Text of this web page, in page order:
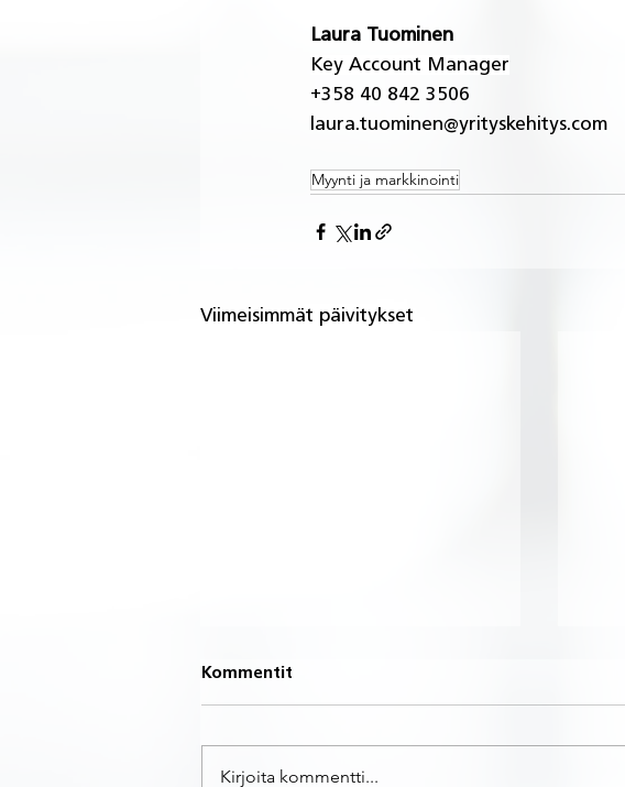
Laura Tuominen
Key Account Manager
+358 40 842 3506
laura.tuominen@yrityskehitys.com
Myynti ja markkinointi
Viimeisimmät päivitykset
Kommentit
Kirjoita kommentti...